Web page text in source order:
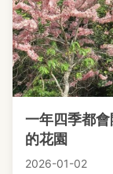
一年四季都
的花園
2026-01-02